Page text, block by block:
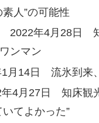
人”の可能性
2022年4月28日
ンマン
月14日 流氷到
4月27日 知床観
てよかった”